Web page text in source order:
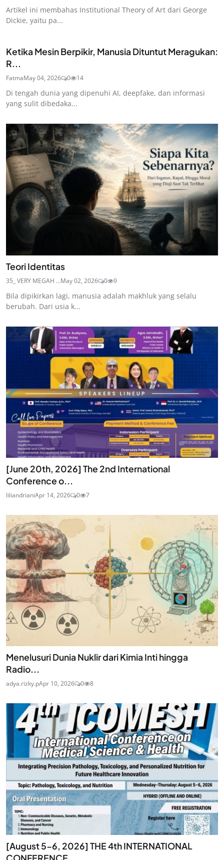
Artikel ini membahas Institutional Theory of Art dari George
Dickie, yaitu pa...
Ketika Mesin Berpikir, Manusia Dituntut Meragukan:
R...
FatmaMay 04, 2026 0 14
Di tengah dunia yang dipenuhi AI, deepfake, dan informasi
yang sulit dibedaka...
Teori Identitas
35_ VERY MEGAH ...May 02, 2026 0 9
Bila dipikirkan lagi, manusia adalah makhluk yang selalu
berubah. Dari usia k...
[June 20th, 2026] The 2nd International
Conference o...
liliandrianiApr 14, 2026 0 7
Menelusuri Dunia Nuklir dari Kimia Inti hingga
Radio...
adya.rizky.pApr 10, 2026 0 8
[August 5-6, 2026] THE 4th INTERNATIONAL